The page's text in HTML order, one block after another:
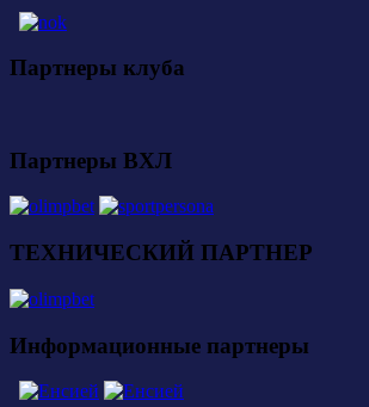
Партнеры клуба
Партнеры ВХЛ
ТЕХНИЧЕСКИЙ ПАРТНЕР
Информационные партнеры